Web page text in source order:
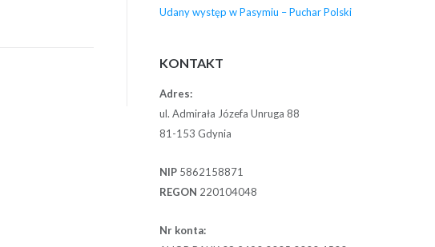
Udany występ w Pasymiu – Puchar Polski
KONTAKT
Adres:
ul. Admirała Józefa Unruga 88
81-153 Gdynia
NIP 5862158871
REGON 220104048
Nr konta: